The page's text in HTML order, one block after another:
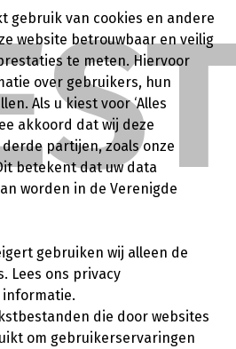
gebruik van cookies en andere
website betrouwbaar en veilig
te meten. Hiervoor
over gebruikers, hun
Als u kiest voor ‘Alles
akkoord dat wij deze
partijen, zoals onze
betekent dat uw data
worden in de Verenigde
gebruiken wij alleen de
Lees ons privacy
die door websites
om gebruikerservaringen